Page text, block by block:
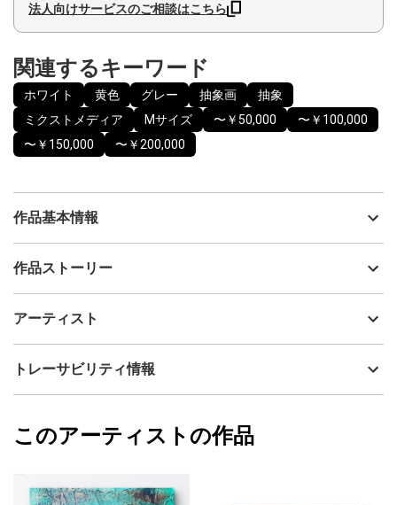
法人向けサービスのご相談はこちら
関連するキーワード
ホワイト 黄色 グレー 抽象画
抽象
ミクストメディア
Mサイズ 〜￥50,000
〜￥100,000
〜￥150,000
〜￥200,000
作品基本情報
出品者
制作年
ミクストメディア
カラー
ホワイト
ジャンル
抽象画
作品ストーリー
『ぽちぽち色を足してゆく』
品です。
アーティスト
JUN
フォローする
トレーサビリティ情報
JUN
このアーティストの作品